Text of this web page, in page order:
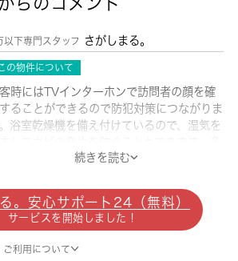
らのコメント
以下専門スタッフ さがしまる。
の物件について
時にはTVインターホンで訪問者の顔を確
ることができるので防犯対策につながりま
浴室乾燥機を備え付けているので、湿気を
の方にご好評をいただいている、清潔感のあ
も良い、多目的に活用できるロフトがあり
。初めての一人暮らしで料理も楽しみたい
ら間取りは1K。夏は涼しく、冬には暖か
エアコン付き物件ですので快適に過ごせま
続きを読む
。安心サポート24（無料）
サービスを開始しました！
利用について